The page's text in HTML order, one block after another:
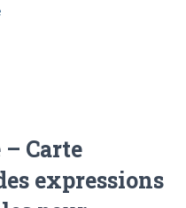
Carte
expressions